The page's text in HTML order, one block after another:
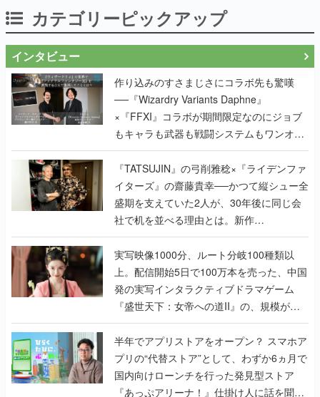
カテゴリーピックアップ
インタビュー
作り込みのすさまじさにコラボ先も驚嘆
──『Wizardry Variants Daphne』
×『FFXI』コラボが期間限定なのにジョブ
もキャラも武器も戦闘システムもワンオフ
で作り込まれた理由を両ディレクターに聞
く
『TATSUJIN』の弓削雅稔×『ライデンファ
イターズ』の齋藤貴幸──かつて縦シュー全
盛期を支えていた2人が、30年後に同じ会
社で机を並べる理由とは。新作
『TATSUJIN EXTREME』で初タッグを組
んだレジェンド2人に訊く開発秘話
実写映像1000分、ルート分岐100種類以
上。配信開始5日で100万本を売った、中国
発の実写インタラクティブドラマゲーム
『盛世天下：女帝への道II』の、規模が違
うこだわりをプロデューサーに聞いた
半年でアプリストアをオープン？ スマホア
プリの“代替ストア”として、わずか6ヵ月で
国内向けローンチを行った発見型ストア
『あっぷアリーナ！』仕掛け人に話を聞い